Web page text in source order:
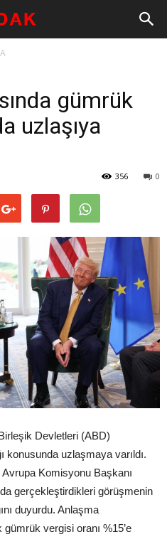
gümrük
uzlaşıya
0
356
Devletleri (ABD)
konusunda uzlaşmaya varıldı.
Komisyonu Başkanı
gerçekleştirdikleri görüşmenin
duyurdu. Anlaşma
gümrük vergisi oranı %15’e